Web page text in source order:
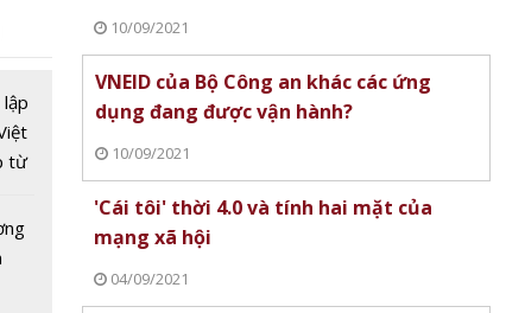
lập
từ
10/09/2021
VNEID của Bộ Công an khác các ứng
dụng đang được vận hành?
10/09/2021
'Cái tôi' thời 4.0 và tính hai mặt của
mạng xã hội
04/09/2021